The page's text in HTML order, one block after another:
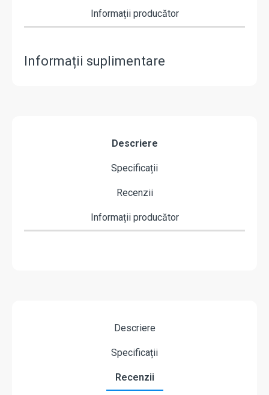
Informații producător
Informații suplimentare
Descriere
Specificații
Recenzii
Informații producător
Descriere
Specificații
Recenzii